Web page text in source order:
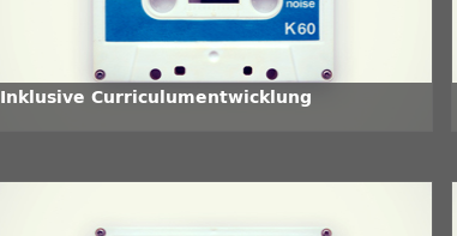
Inklusive Curriculumentwicklung